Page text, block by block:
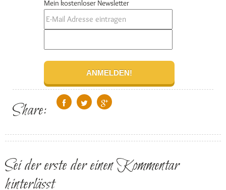
Mein kostenloser Newsletter
Share:
Sei der erste der einen Kommentar
hinterlässt